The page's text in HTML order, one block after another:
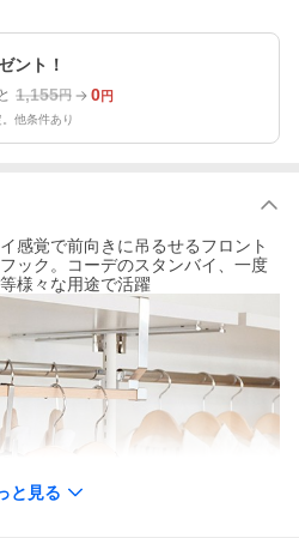
ント！
1,155円 0円
他条件あり
感覚で前向きに吊るせるフロント
ック。コーデのスタンバイ、一度
様々な用途で活躍
と見る